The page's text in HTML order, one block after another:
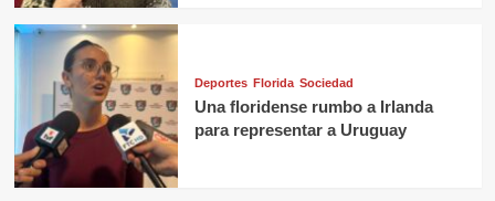
Deportes Florida Sociedad
Una floridense rumbo a Irlanda
para representar a Uruguay